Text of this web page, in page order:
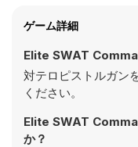
ゲーム詳細
Elite SWAT
対テロピストルガン
ください。
Elite SWAT
か？